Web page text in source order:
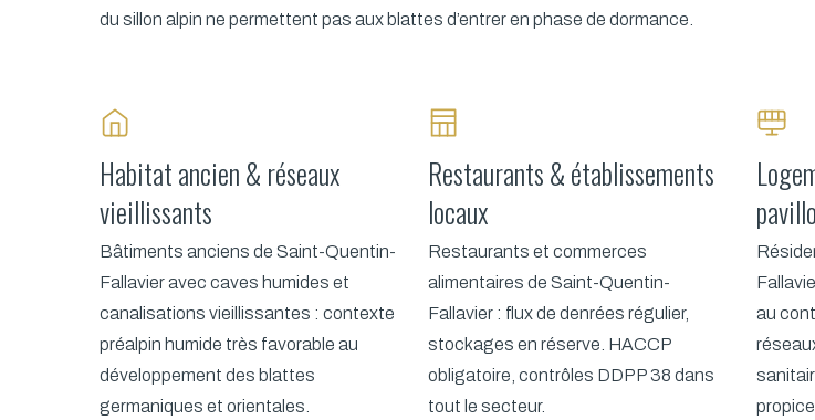
du sillon alpin ne permettent pas aux blattes d’entrer en phase de dormance.
Habitat ancien & réseaux
vieillissants
Bâtiments anciens de Saint-Quentin-
Fallavier avec caves humides et
canalisations vieillissantes : contexte
préalpin humide très favorable au
développement des blattes
germaniques et orientales.
Restaurants & établissements
locaux
Restaurants et commerces
alimentaires de Saint-Quentin-
Fallavier : flux de denrées régulier,
stockages en réserve. HACCP
obligatoire, contrôles DDPP 38 dans
tout le secteur.
au